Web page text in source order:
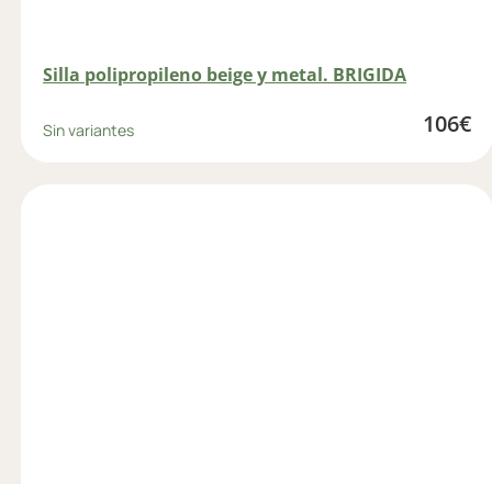
Silla polipropileno beige y metal. BRIGIDA
Sin variantes 106€